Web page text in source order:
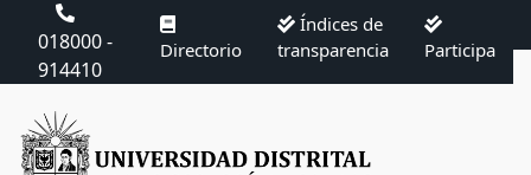
018000 -
914410
Directorio
Índices de
transparencia
Participa